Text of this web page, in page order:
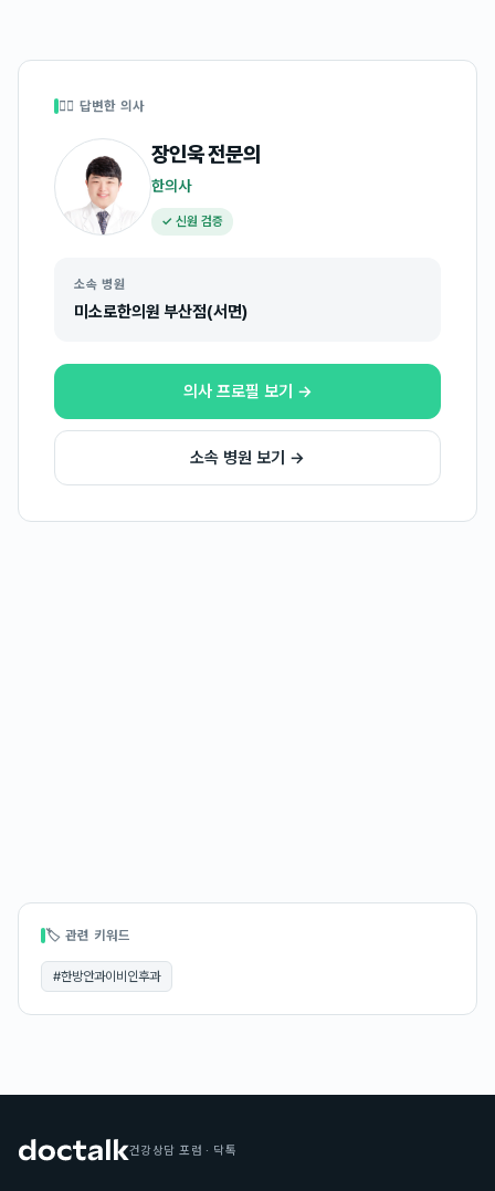
👩‍⚕️ 답변한 의사
장인욱전문의
한의사
✓ 신원 검증
소속 병원
미소로한의원 부산점(서면)
의사 프로필 보기 →
소속 병원 보기 →
🏷 관련 키워드
#한방안과이비인후과
건강상담 포럼 · 닥톡